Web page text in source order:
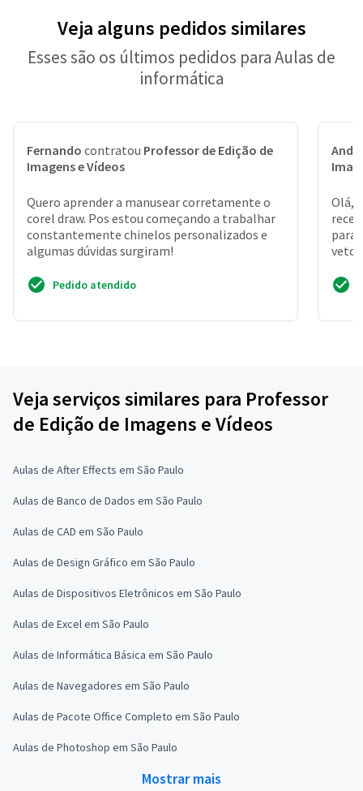
Veja alguns pedidos similares
Esses são os últimos pedidos para Aulas de
informática
Fernando contratou Professor de Edição de
Imagens e Vídeos
Quero aprender a manusear corretamente o
corel draw. Pos estou começando a trabalhar
constantemente chinelos personalizados e
algumas dúvidas surgiram!
Pedido atendido
Olá,
para
Veja serviços similares para Professor
de Edição de Imagens e Vídeos
Aulas de After Effects em São Paulo
Aulas de Banco de Dados em São Paulo
Aulas de CAD em São Paulo
Aulas de Design Gráfico em São Paulo
Aulas de Dispositivos Eletrônicos em São Paulo
Aulas de Excel em São Paulo
Aulas de Informática Básica em São Paulo
Aulas de Navegadores em São Paulo
Aulas de Pacote Office Completo em São Paulo
Aulas de Photoshop em São Paulo
Mostrar mais